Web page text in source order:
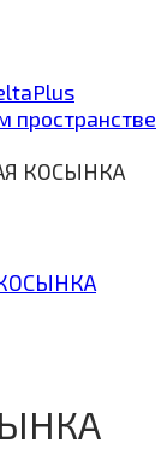
пространстве
КОСЫНКА